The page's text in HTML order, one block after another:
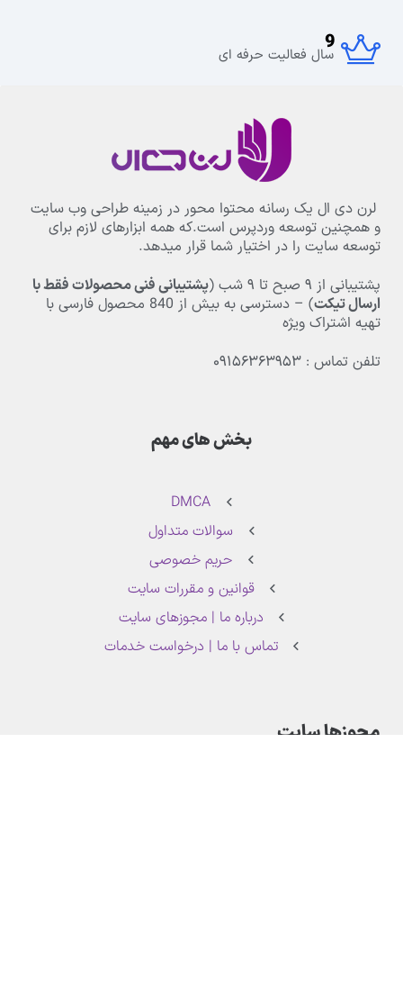
9
سال فعالیت حرفه ای
لرن دی ال یک رسانه محتوا محور در زمینه طراحی وب سایت
و همچنین توسعه وردپرس است.که همه ابزارهای لازم برای
توسعه سایت را در اختیار شما قرار میدهد.
پشتیبانی از ۹ صبح تا ۹ شب (پشتیبانی فنی محصولات فقط با
ارسال تیکت) – دسترسی به بیش از 840 محصول فارسی با
تهیه اشتراک ویژه
تلفن تماس : ۰۹۱۵۶۳۶۳۹۵۳
بخش های مهم
DMCA
سوالات متداول
حریم خصوصی
قوانین و مقررات سایت
درباره ما | مجوزهای سایت
تماس با ما | درخواست خدمات
مجوزها سایت